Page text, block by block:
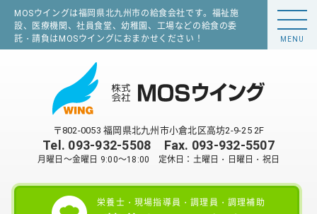
MOSウイングは福岡県北九州市の給食会社です。福祉施
設、医療機関、社員食堂、幼稚園、工場などの給食の委
託・請負はMOSウイングにおまかせください！
〒802-0053 福岡県北九州市小倉北区高坊2-9-25 2F
Tel. 093-932-5508 Fax. 093-932-5507
月曜日～金曜日 9:00～18:00 定休日：土曜日・日曜日・祝日
栄養士・現場指導員・調理員・調理補助
MENU